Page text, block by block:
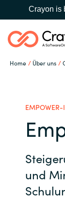
Crayon is
Home Über uns
Suchen
Partner
EMPOWER-
und